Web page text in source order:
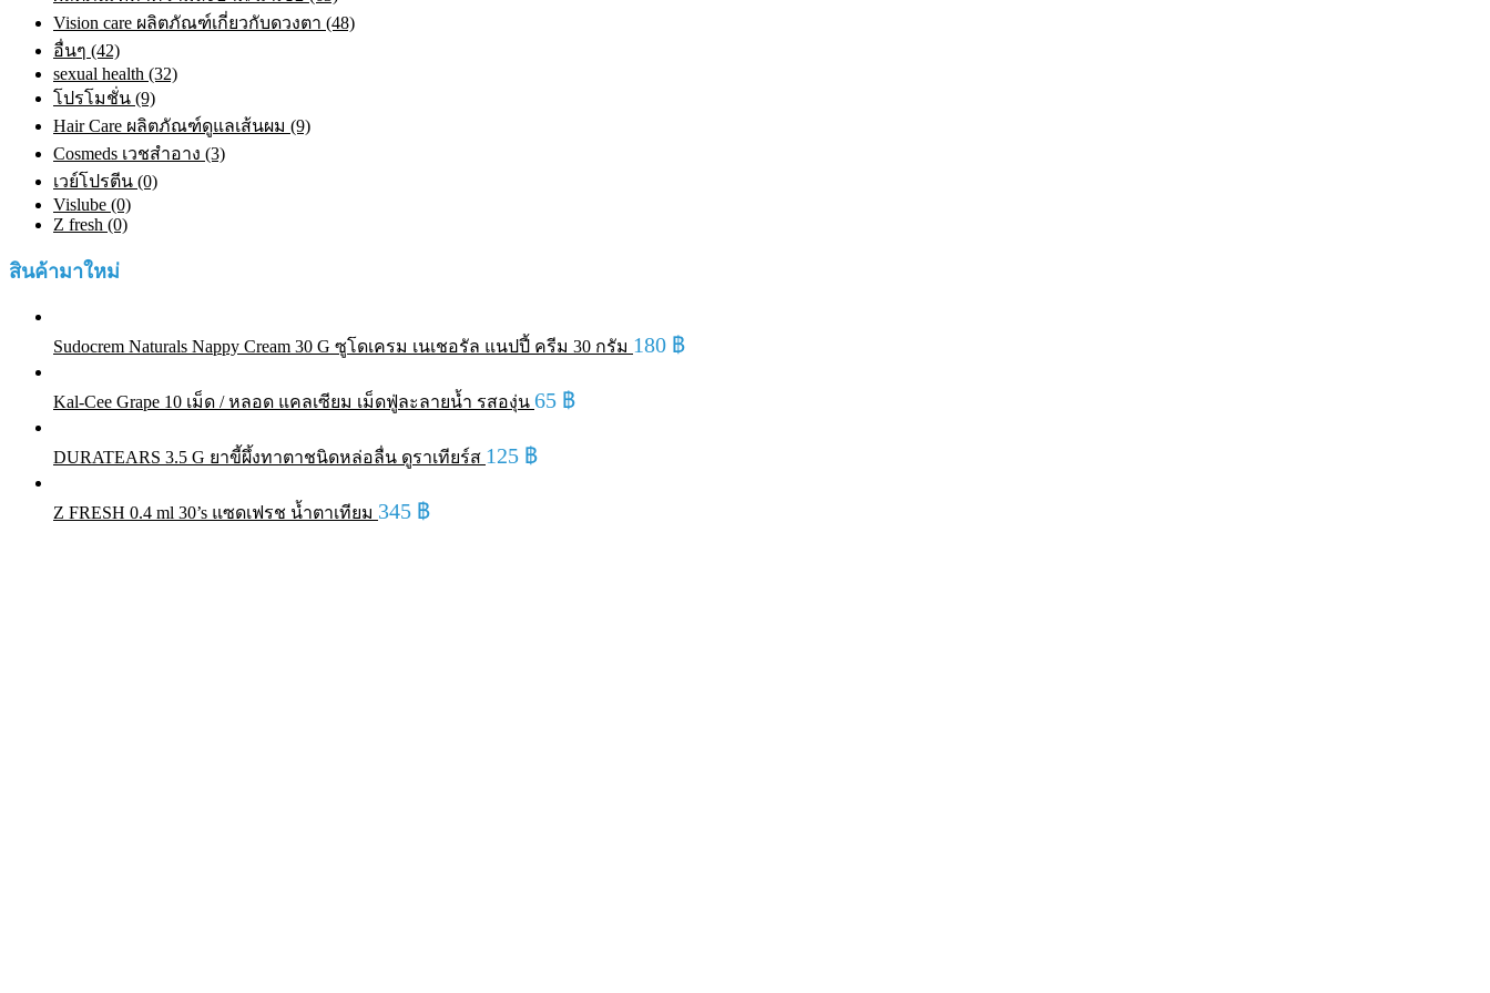
Vision care ผลิตภัณฑ์เกี่ยวกับดวงตา (48)
อื่นๆ (42)
sexual health (32)
โปรโมชั่น (9)
Hair Care ผลิตภัณฑ์ดูแลเส้นผม (9)
Cosmeds เวชสําอาง (3)
เวย์โปรตีน (0)
Vislube (0)
Z fresh (0)
สินค้ามาใหม่
Sudocrem Naturals Nappy Cream 30 G ซูโดเครม เนเชอรัล แนปปี้ ครีม 30 กรัม 180 ฿
Kal-Cee Grape 10 เม็ด / หลอด แคลเซียม เม็ดฟู่ละลายน้ำ รสองุ่น 65 ฿
DURATEARS 3.5 G ยาขี้ผึ้งทาตาชนิดหล่อลื่น ดูราเทียร์ส 125 ฿
Z FRESH 0.4 ml 30’s แซดเฟรช น้ำตาเทียม 345 ฿